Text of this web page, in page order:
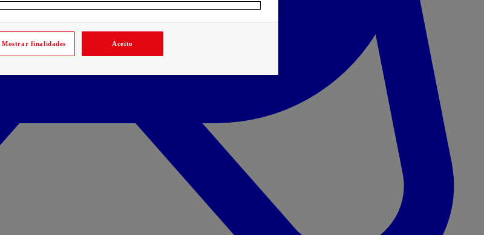
Mostrar finalidades Aceito